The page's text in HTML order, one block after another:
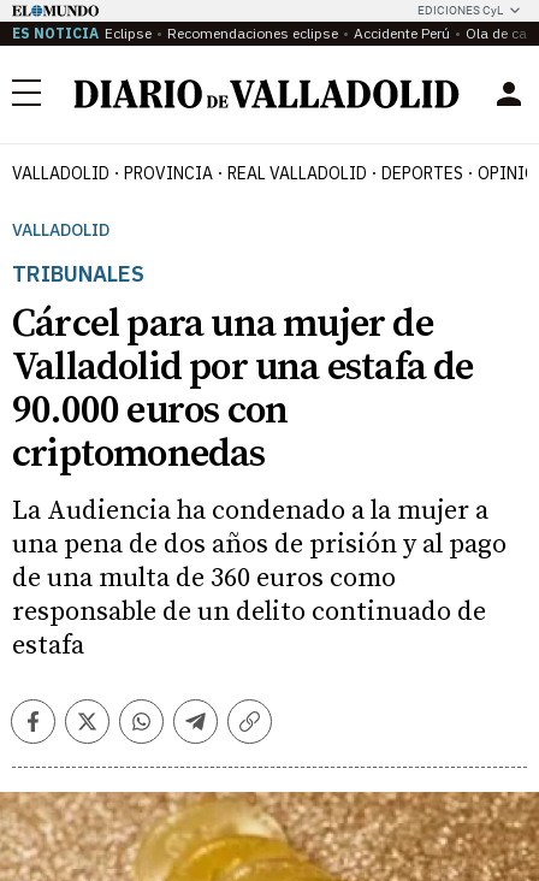
EDICIONES CyL
ES NOTICIA Eclipse Recomendaciones eclipse Accidente Perú Ola de
Menú
VALLADOLID PROVINCIA REAL VALLADOLID DEPORTES
VALLADOLID
TRIBUNALES
Cárcel para una mujer de
Valladolid por una estafa de
90.000 euros con
criptomonedas
La Audiencia ha condenado a la mujer a
una pena de dos años de prisión y al pago
de una multa de 360 euros como
responsable de un delito continuado de
estafa
FacebookTwitterWhatsappTelegramCopiar